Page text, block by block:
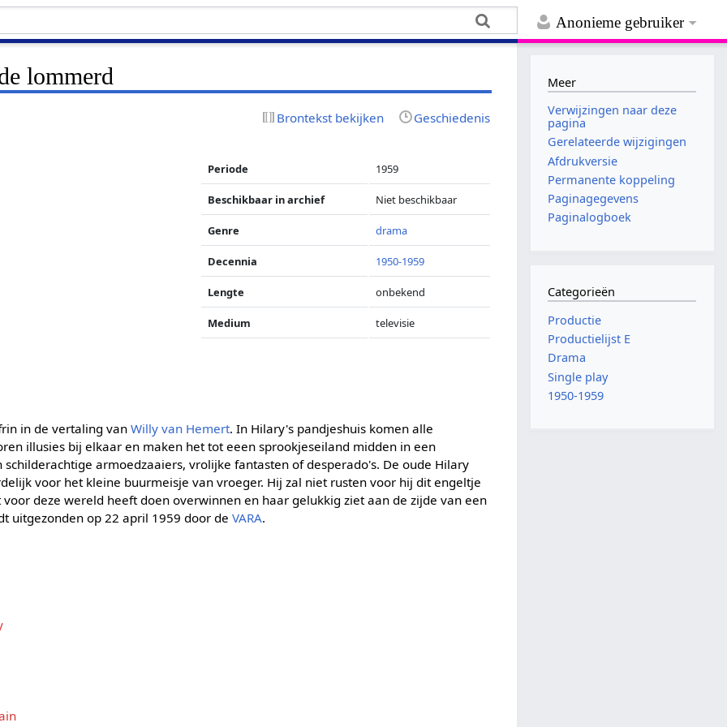
Anonieme gebruiker
lommerd
Brontekst bekijken Geschiedenis
Periode 1959
Beschikbaar in archief Niet beschikbaar
Genre drama
Decennia 1950-1959
Lengte onbekend
Medium televisie
in de vertaling vanWilly van Hemert. In Hilary's pandjeshuis komen alle
illusies bij elkaar en maken het tot eeen sprookjeseiland midden in een
armoedzaaiers, vrolijke fantasten of desperado's. De oude Hilary
voor het kleine buurmeisje van vroeger. Hij zal niet rusten voor hij dit engeltje
deze wereld heeft doen overwinnen en haar gelukkig ziet aan de zijde van een
uitgezonden op 22 april 1959 door deVARA.
Meer
Verwijzingen naar deze
pagina
Gerelateerde wijzigingen
Afdrukversie
Permanente koppeling
Paginagegevens
Paginalogboek
Categorieën
Productie
Productielijst E
Drama
Single play
1950-1959